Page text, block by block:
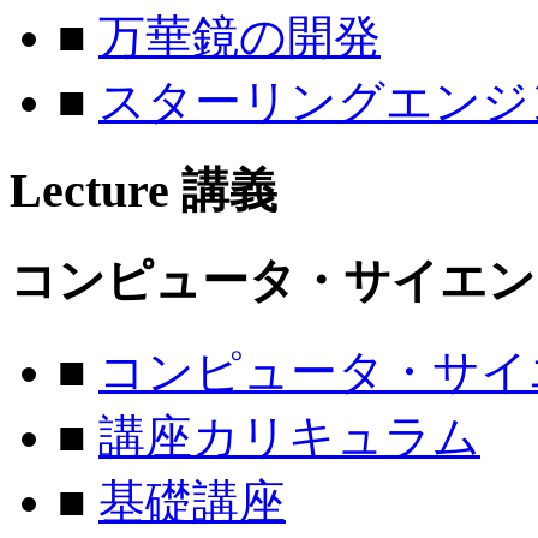
■ 万華鏡の開発
■ スターリングエン
Lecture 講義
コンピュータ・サイエ
■ コンピュータ・サ
■ 講座カリキュラム
■ 基礎講座